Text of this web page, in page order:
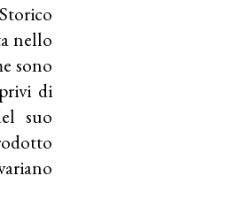
nello
sono
di
suo